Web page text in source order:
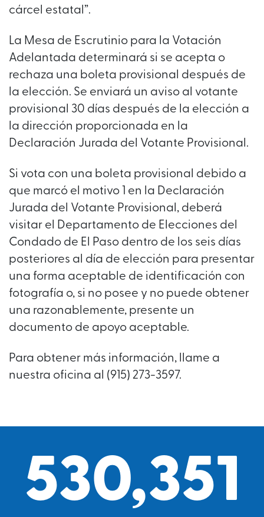
cárcel estatal”.
La Mesa de Escrutinio para la Votación
Adelantada determinará si se acepta o
rechaza una boleta provisional después de
la elección. Se enviará un aviso al votante
provisional 30 días después de la elección a
la dirección proporcionada en la
Declaración Jurada del Votante Provisional.
Si vota con una boleta provisional debido a
que marcó el motivo 1 en la Declaración
Jurada del Votante Provisional, deberá
visitar el Departamento de Elecciones del
Condado de El Paso dentro de los seis días
posteriores al día de elección para presentar
una forma aceptable de identificación con
fotografía o, si no posee y no puede obtener
una razonablemente, presente un
documento de apoyo aceptable.
Para obtener más información, llame a
nuestra oficina al (915) 273-3597.
530,351